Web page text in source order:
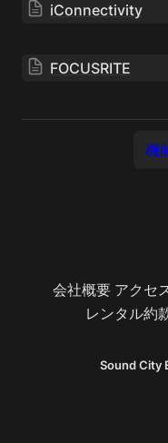
iConnectivity
FOCUSRITE
機
Sound City
会社概要 アクセ
レンタル約